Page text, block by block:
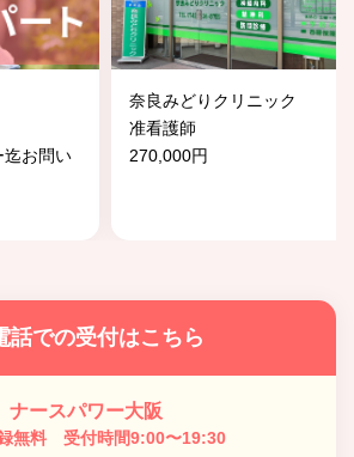
迄お問い
奈良みどりクリニック
准看護師
270,000円
話での受付はこちら
ナースパワー大阪
無料 受付時間9:00〜19:30